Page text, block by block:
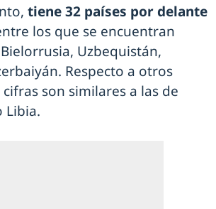
tiene 32 países por delante
los que se encuentran
Uzbequistán,
Respecto a otros
son similares a las de
Libia.